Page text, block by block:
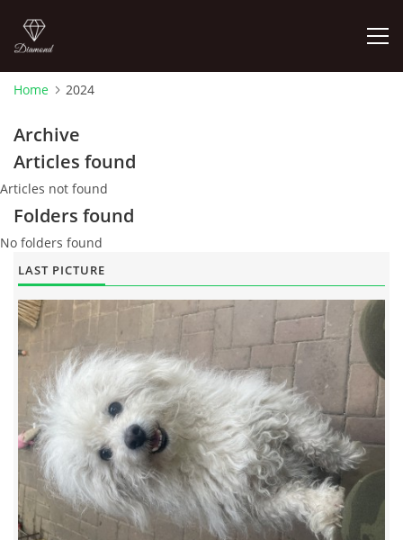
Pepouch
724344838
pepouch@seznam.cz
© 2026 eStránky.cz | RSS|Print Updated: 2026-06-26 Up ↑
Home 2024
Archive
Articles found
Articles not found
Folders found
No folders found
LAST PICTURE